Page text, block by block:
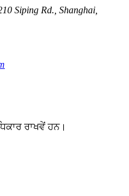
Siping Rd., Shanghai,
ਰਾਖਵੇਂ ਹਨ।